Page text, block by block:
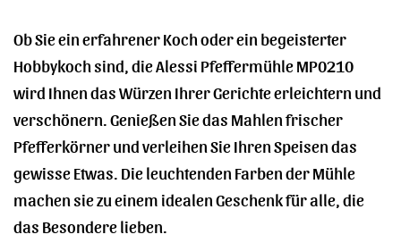
Ob Sie ein erfahrener Koch oder ein begeisterter
Hobbykoch sind, die Alessi Pfeffermühle MP0210
wird Ihnen das Würzen Ihrer Gerichte erleichtern und
verschönern. Genießen Sie das Mahlen frischer
Pfefferkörner und verleihen Sie Ihren Speisen das
gewisse Etwas. Die leuchtenden Farben der Mühle
machen sie zu einem idealen Geschenk für alle, die
das Besondere lieben.